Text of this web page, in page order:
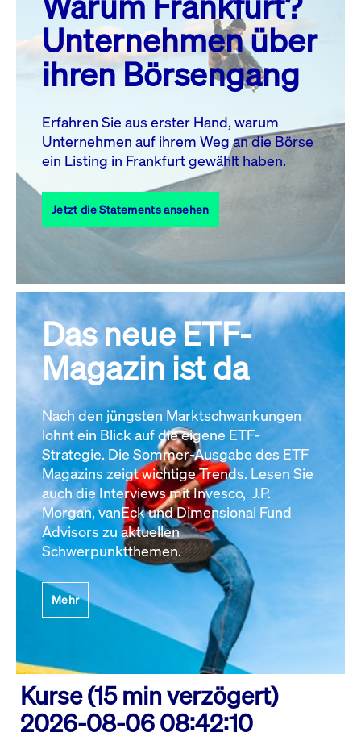
MO. DI. MI. DO. FR. SA. SO.
1
2
3
4 5 6 7 8
10 11 13 14
17
18 19 20 21 22
23
27 28
31
Alle Events
Unternehmen über
ihren Börsengang
Erfahren Sie aus erster Hand, warum
Unternehmen auf ihrem Weg an die Börse
ein Listing in Frankfurt gewählt haben.
Jetzt die Statements ansehen
Das neue ETF-
Magazin ist da
Nach den jüngsten Marktschwankungen
lohnt ein Blick auf die eigene ETF-
Strategie. Die Sommer-Ausgabe des ETF
Magazins zeigt wichtige Trends. Lesen Sie
auch die Interviews mit Invesco, J.P.
Morgan, vanEck und Dimensional Fund
Advisors zu aktuellen
Schwerpunktthemen.
Mehr
Kurse (15 min verzögert)
2026-08-06 08:42:10